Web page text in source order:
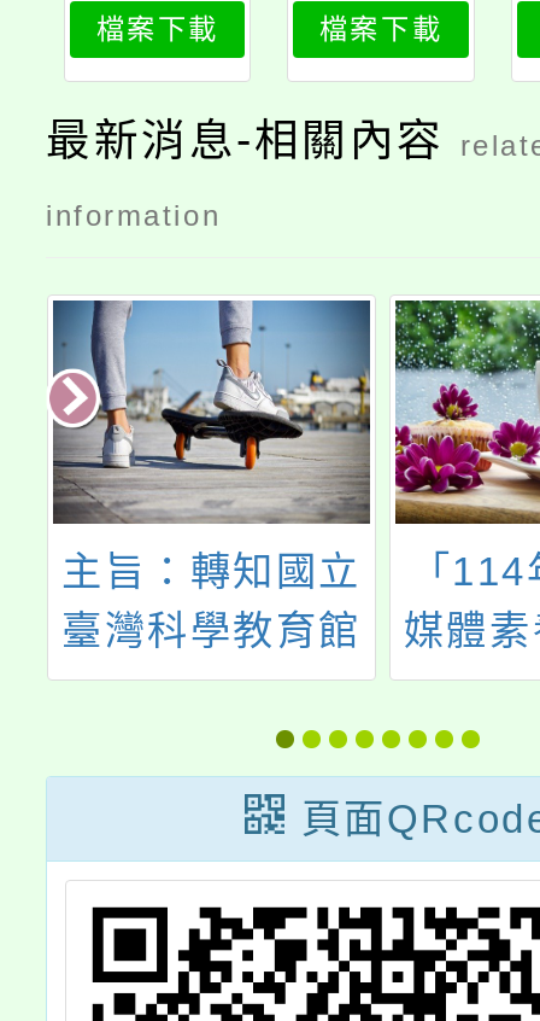
1
檔案下載
2
檔案下載
最新消息-相關內容
information
主旨：轉知國立
臺灣科學教育館
與曼迪傳播股份
有限公司於114
年3月22日至
114年5月11日
合辦發揚教育部
教保活動課綱，
「
媒體
選
頁面